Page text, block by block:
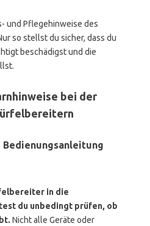
und Pflegehinweise des
so stellst du sicher, dass du
beschädigst und die
bei der
in die
du unbedingt prüfen, ob
Nicht alle Geräte oder